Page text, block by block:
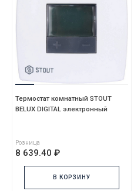
Термостат комнатный STOUT
BELUX DIGITAL электронный
Розница
8 639.40 ₽
В КОРЗИНУ